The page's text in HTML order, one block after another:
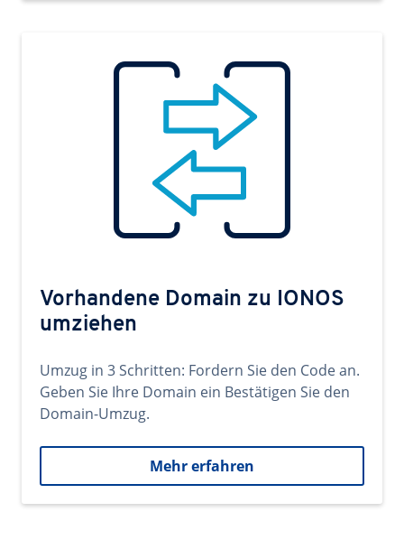
Vorhandene Domain zu IONOS
umziehen
Umzug in 3 Schritten: Fordern Sie den Code an.
Geben Sie Ihre Domain ein Bestätigen Sie den
Domain-Umzug.
Mehr erfahren